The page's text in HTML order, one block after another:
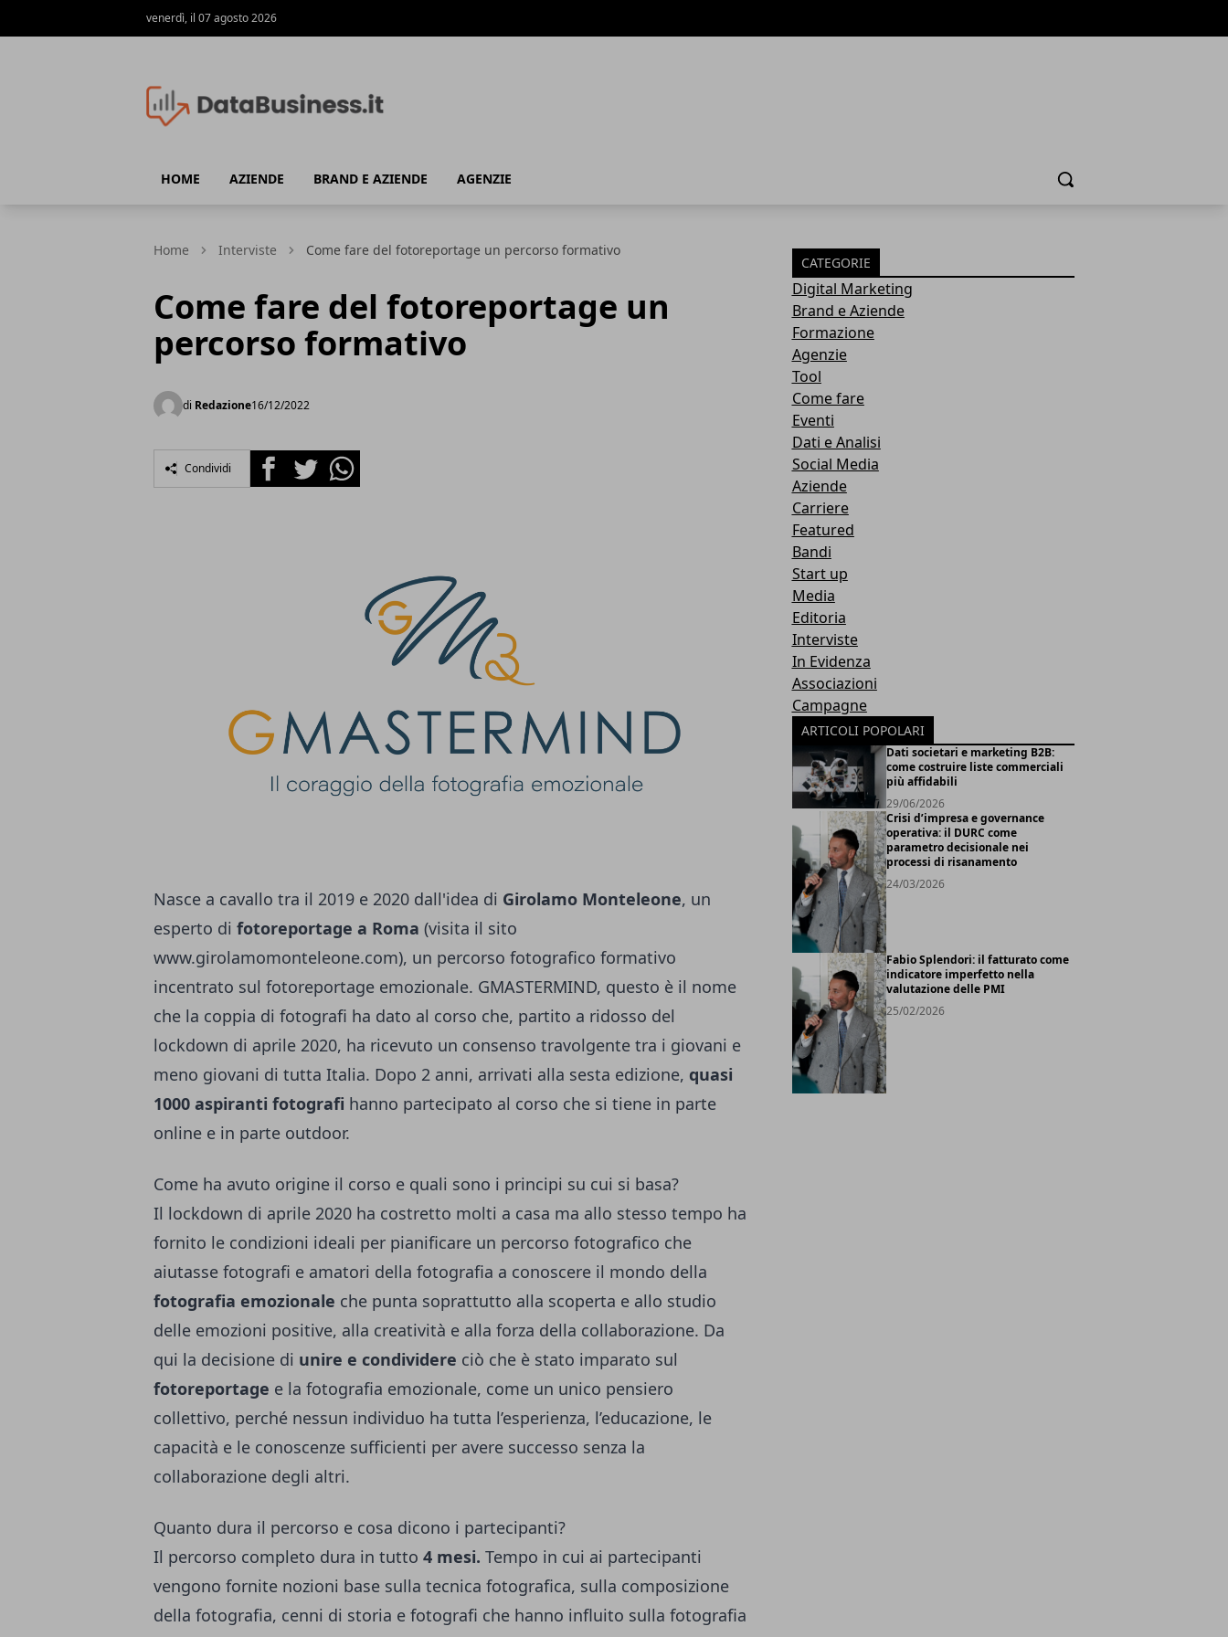
venerdì, il 07 agosto 2026
HOME AZIENDE BRAND E AZIENDE AGENZIE Cerca
Home Interviste Come fare del fotoreportage un percorso formativo
Come fare del fotoreportage un
percorso formativo
di Redazione16/12/2022
Condividi FacebookTwitterWhatsapp
Nasce a cavallo tra il 2019 e 2020 dall'idea di Girolamo Monteleone, un
esperto di fotoreportage a Roma (visita il sito
www.girolamomonteleone.com), un percorso fotografico formativo
incentrato sul fotoreportage emozionale. GMASTERMIND, questo è il nome
che la coppia di fotografi ha dato al corso che, partito a ridosso del
lockdown di aprile 2020, ha ricevuto un consenso travolgente tra i giovani e
meno giovani di tutta Italia. Dopo 2 anni, arrivati alla sesta edizione, quasi
1000 aspiranti fotografi hanno partecipato al corso che si tiene in parte
online e in parte outdoor.
Come ha avuto origine il corso e quali sono i principi su cui si basa?
Il lockdown di aprile 2020 ha costretto molti a casa ma allo stesso tempo ha
fornito le condizioni ideali per pianificare un percorso fotografico che
aiutasse fotografi e amatori della fotografia a conoscere il mondo della
fotografia emozionale che punta soprattutto alla scoperta e allo studio
delle emozioni positive, alla creatività e alla forza della collaborazione. Da
qui la decisione di unire e condividere ciò che è stato imparato sul
fotoreportage e la fotografia emozionale, come un unico pensiero
collettivo, perché nessun individuo ha tutta l’esperienza, l’educazione, le
capacità e le conoscenze sufficienti per avere successo senza la
collaborazione degli altri.
Quanto dura il percorso e cosa dicono i partecipanti?
Il percorso completo dura in tutto 4 mesi. Tempo in cui ai partecipanti
vengono fornite nozioni base sulla tecnica fotografica, sulla composizione
della fotografia, cenni di storia e fotografi che hanno influito sulla fotografia
CATEGORIE
Digital Marketing
Brand e Aziende
Formazione
Agenzie
Tool
Come fare
Eventi
Dati e Analisi
Social Media
Aziende
Carriere
Featured
Bandi
Start up
Media
Editoria
Interviste
In Evidenza
Associazioni
Campagne
ARTICOLI POPOLARI
Dati societari e marketing B2B:
come costruire liste commerciali
più affidabili
29/06/2026
Crisi d’impresa e governance
operativa: il DURC come
parametro decisionale nei
processi di risanamento
24/03/2026
Fabio Splendori: il fatturato come
indicatore imperfetto nella
valutazione delle PMI
25/02/2026